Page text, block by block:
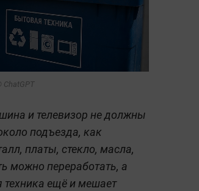
ChatGPT
и телевизор не должны
подъезда, как
платы, стекло, масла,
можно переработать, а
техника ещё и мешает